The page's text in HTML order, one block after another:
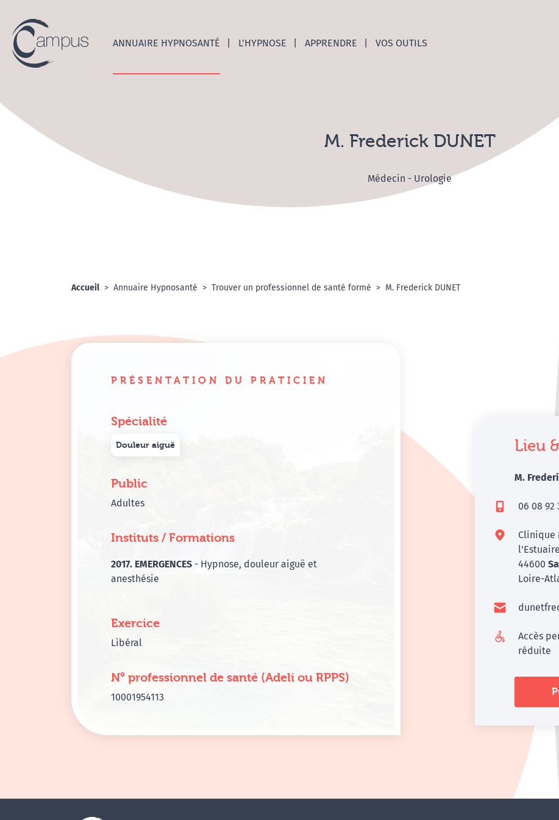
Emergences
ANNUAIRE HYPNOSANTÉ L'HYPNOSE APPRENDRE VOS OUTILS
M. Frederick DUNET
Médecin - Urologie
Accueil Annuaire Hypnosanté Trouver un professionnel de santé formé M. Frederick DUNET
PRÉSENTATION DU PRATICIEN
Spécialité
Douleur aiguë
Public
Adultes
Instituts / Formations
2017. EMERGENCES - Hypnose, douleur aiguë et
anesthésie
Exercice
Libéral
N° professionnel de santé (Adeli ou RPPS)
10001954113
Lieu
M.
06 08 92
Clinique
l'Estuaire
44600
Loire-
Accès
réduite